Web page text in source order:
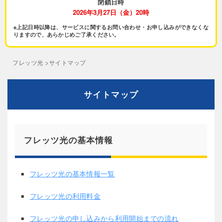
2026年3月27日（金）20時
※上記日時以降は、サービスに関するお問い合わせ・お申し込みができなくな
りますので、あらかじめご了承ください。
フレッツ光 >サイトマップ
サイトマップ
フレッツ光の基本情報
フレッツ光の基本情報一覧
フレッツ光の利用料金
フレッツ光の申し込みから利用開始までの流れ